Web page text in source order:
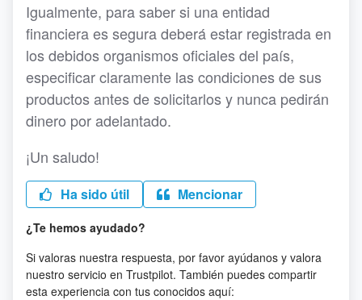
Igualmente, para saber si una entidad
financiera es segura deberá estar registrada en
los debidos organismos oficiales del país,
especificar claramente las condiciones de sus
productos antes de solicitarlos y nunca pedirán
dinero por adelantado.
¡Un saludo!
Ha sido útil Mencionar
¿Te hemos ayudado?
Si valoras nuestra respuesta, por favor ayúdanos y valora
nuestro servicio en Trustpilot. También puedes compartir
esta experiencia con tus conocidos aquí: